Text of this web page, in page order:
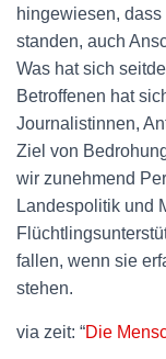
hingewiesen,
standen, auch
Was hat sich
Betroffenen hat
Journalistinnen,
Ziel von
wir zunehmend
Landespolitik und
fallen, wenn sie
stehen.
via zeit: “Die